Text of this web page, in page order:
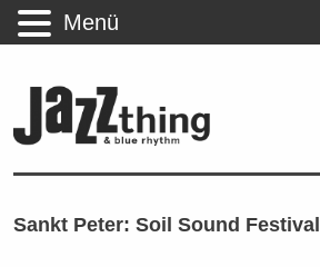
Sankt Peter: Soil Sound Festival
Menü